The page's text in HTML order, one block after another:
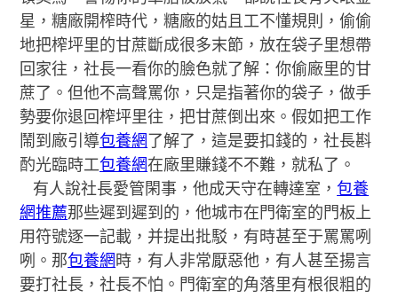
星，糖廠開榨時代，糖廠的姑且工不懂規則，偷偷
地把榨坪里的甘蔗斷成很多末節，放在袋子里想帶
回家往，社長一看你的臉色就了解：你偷廠里的甘
蔗了。但他不高聲罵你，只是指著你的袋子，做手
勢要你退回榨坪里往，把甘蔗倒出來。假如把工作
鬧到廠引導包養網了解了，這是要扣錢的，社長斟
酌光臨時工包養網在廠里賺錢不不難，就私了。
有人說社長愛管閑事，他成天守在轉達室，包養
網推薦那些遲到遲到的，他城市在門衛室的門板上
用符號逐一記載，并提出批駁，有時甚至于罵罵咧
咧。那包養網 時，有人非常厭惡他，有人甚至揚言
要打社長，社長不怕。門衛室的角落里有根很粗的